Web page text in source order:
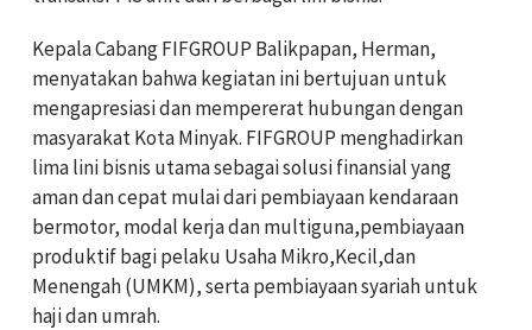
Kepala Cabang FIFGROUP Balikpapan, Herman,
menyatakan bahwa kegiatan ini bertujuan untuk
mengapresiasi dan mempererat hubungan dengan
masyarakat Kota Minyak. FIFGROUP menghadirkan
lima lini bisnis utama sebagai solusi finansial yang
aman dan cepat mulai dari pembiayaan kendaraan
bermotor, modal kerja dan multiguna,pembiayaan
produktif bagi pelaku Usaha Mikro,Kecil,dan
Menengah (UMKM), serta pembiayaan syariah untuk
haji dan umrah.